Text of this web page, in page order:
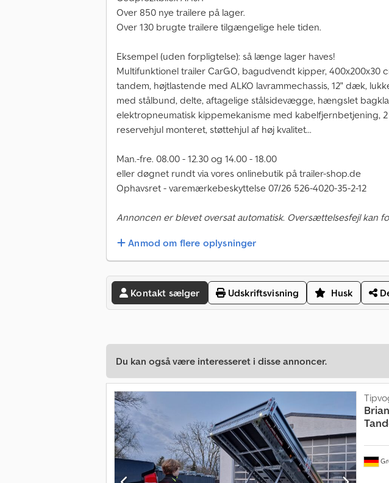
Over 850 nye trailere på lager.
Over 130 brugte trailere tilgængelige hele tiden.
Eksempel (uden forpligtelse): så længe lager haves!
Multifunktionel trailer CarGO, bagudvendt kipper, 400x200x30
tandem, højtlastende med ALKO lavrammechassis, 12" dæk,
med stålbund, delte, aftagelige stålsidevægge, hængslet
elektropneumatisk kippemekanisme med kabelfjernbetjening,
reservehjul monteret, støttehjul af høj kvalitet...
Man.-fre. 08.00 - 12.30 og 14.00 - 18.00
eller døgnet rundt via vores onlinebutik på trailer-shop.de
Ophavsret - varemærkebeskyttelse 07/26 526-4020-35-2-12
Annoncen er blevet oversat automatisk. Oversættelsesfejl kan
Anmod om flere oplysninger
Kontakt sælger Udskriftsvisning Husk
Du kan også være interesseret i disse annoncer.